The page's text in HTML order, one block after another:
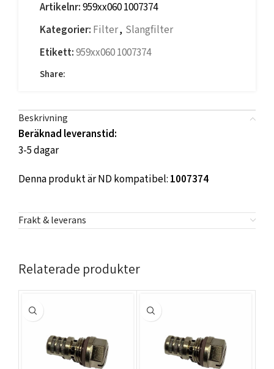
Artikelnr:959xx060 1007374
Kategorier: Filter, Slangfilter
Etikett:959xx060 1007374
Share:
Beskrivning
Beräknad leveranstid:
3-5 dagar
Denna produkt är ND kompatibel: 1007374
Frakt & leverans
Relaterade produkter